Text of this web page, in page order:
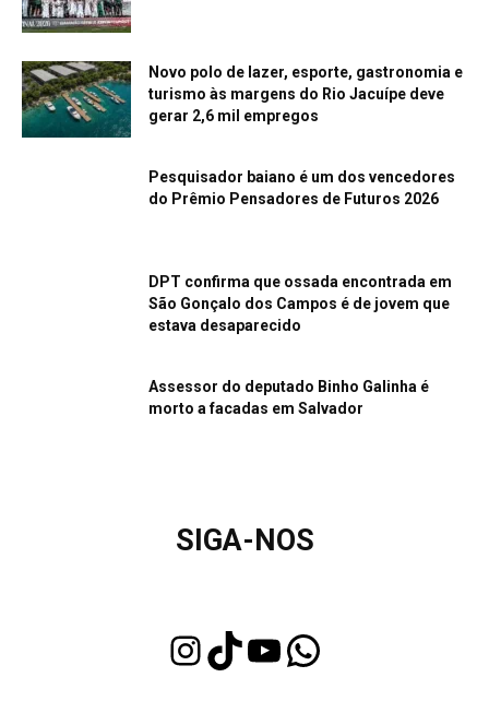
Novo polo de lazer, esporte, gastronomia e
turismo às margens do Rio Jacuípe deve
gerar 2,6 mil empregos
Pesquisador baiano é um dos vencedores
do Prêmio Pensadores de Futuros 2026
DPT confirma que ossada encontrada em
São Gonçalo dos Campos é de jovem que
estava desaparecido
Assessor do deputado Binho Galinha é
morto a facadas em Salvador
SIGA-NOS
InstagramTikTok Youtube WhatsApp